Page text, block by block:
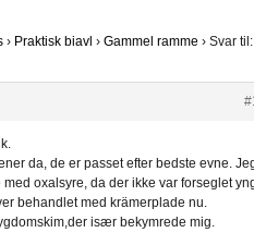
› Praktisk biavl › Gammel ramme › Svar til:
da, de er passet efter bedste evne.
med oxalsyre, da der ikke var forseglet
behandlet med krämerplade nu.
især bekymrede mig.